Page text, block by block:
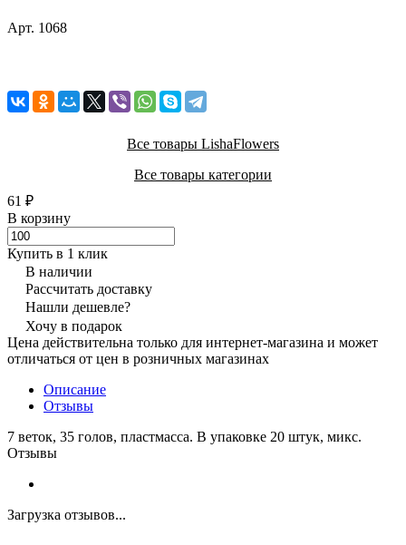
Арт. 1068
Все товары LishaFlowers
Все товары категории
61 ₽
В корзину
Купить в 1 клик
В наличии
Рассчитать доставку
Нашли дешевле?
Хочу в подарок
Цена действительна только для интернет-магазина и может
отличаться от цен в розничных магазинах
Описание
Отзывы
7 веток, 35 голов, пластмасса. В упаковке 20 штук, микс.
Отзывы
Загрузка отзывов...